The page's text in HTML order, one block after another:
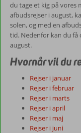
du tage et kig på vores
afbudsrejser i august,
solen, og med en
tid. Nedenfor kan du få
august.
Hvornår vil du
Rejser i januar
Rejser i februar
Rejser i marts
Rejser i april
Rejser i maj
Rejser i juni